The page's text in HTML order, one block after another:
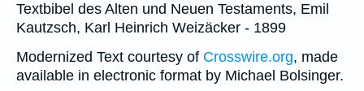
Textbibel des Alten und Neuen Testaments, Emil
Kautzsch, Karl Heinrich Weizäcker - 1899
Modernized Text courtesy of Crosswire.org, made
available in electronic format by Michael Bolsinger.